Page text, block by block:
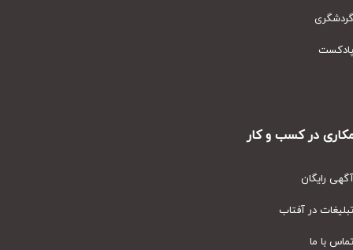
در کسب و کار
رایگان
در آفتاب
با ما